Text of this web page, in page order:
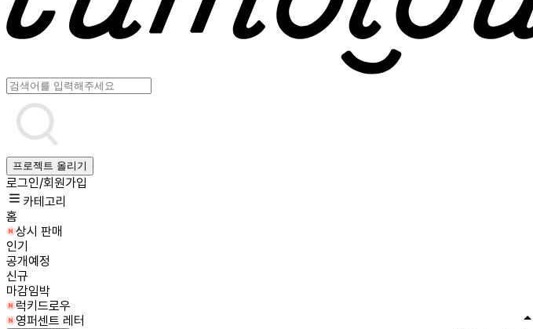
프로젝트 올리기
로그인/회원가입
카테고리
홈
상시 판매
인기
공개예정
신규
마감임박
럭키드로우
영퍼센트 레터